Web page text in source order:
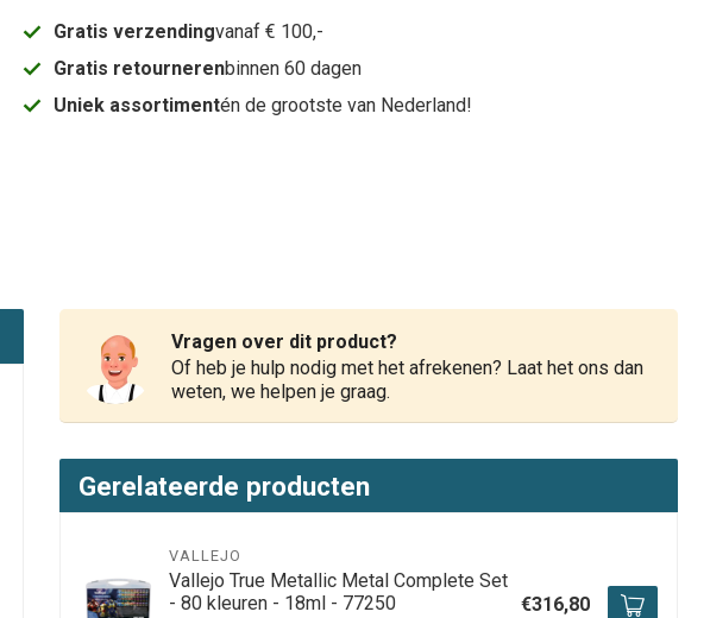
Gratis verzendingvanaf € 100,-
Gratis retournerenbinnen 60 dagen
Uniek assortimentén de grootste van Nederland!
Vragen over dit product?
Of heb je hulp nodig met het afrekenen? Laat het ons dan
weten, we helpen je graag.
Gerelateerde producten
VALLEJO
Vallejo True Metallic Metal Complete Set
- 80 kleuren - 18ml - 77250
€316,80